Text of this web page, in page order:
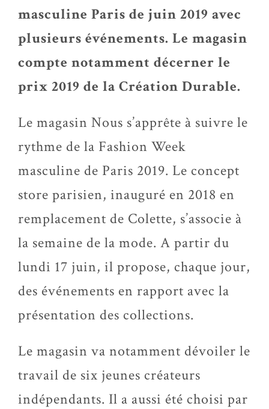
masculine Paris de juin 2019 avec
plusieurs événements. Le magasin
compte notamment décerner le
prix 2019 de la Création Durable.
Le magasin Nous s’apprête à suivre le
rythme de la Fashion Week
masculine de Paris 2019. Le concept
store parisien, inauguré en 2018 en
remplacement de Colette, s’associe à
la semaine de la mode. A partir du
lundi 17 juin, il propose, chaque jour,
des événements en rapport avec la
présentation des collections.
Le magasin va notamment dévoiler le
travail de six jeunes créateurs
indépendants. Il a aussi été choisi par